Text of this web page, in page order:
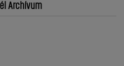
Archívum